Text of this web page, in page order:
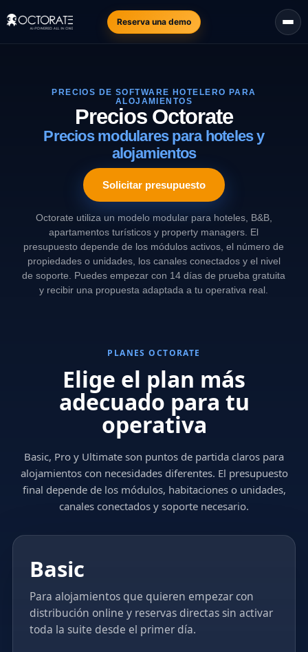
Reserva una demo
PRECIOS DE SOFTWARE HOTELERO PARA
ALOJAMIENTOS
Precios Octorate
Precios modulares para hoteles y
alojamientos
Octorate utiliza un modelo modular para hoteles, B&B,
apartamentos turísticos y property managers. El
presupuesto depende de los módulos activos, el número de
propiedades o unidades, los canales conectados y el nivel
de soporte. Puedes empezar con 14 días de prueba gratuita
y recibir una propuesta adaptada a tu operativa real.
Solicitar presupuesto
PLANES OCTORATE
Elige el plan más
adecuado para tu
operativa
Basic, Pro y Ultimate son puntos de partida claros para
alojamientos con necesidades diferentes. El presupuesto
final depende de los módulos, habitaciones o unidades,
canales conectados y soporte necesario.
Basic
Para alojamientos que quieren empezar con
distribución online y reservas directas sin activar
toda la suite desde el primer día.